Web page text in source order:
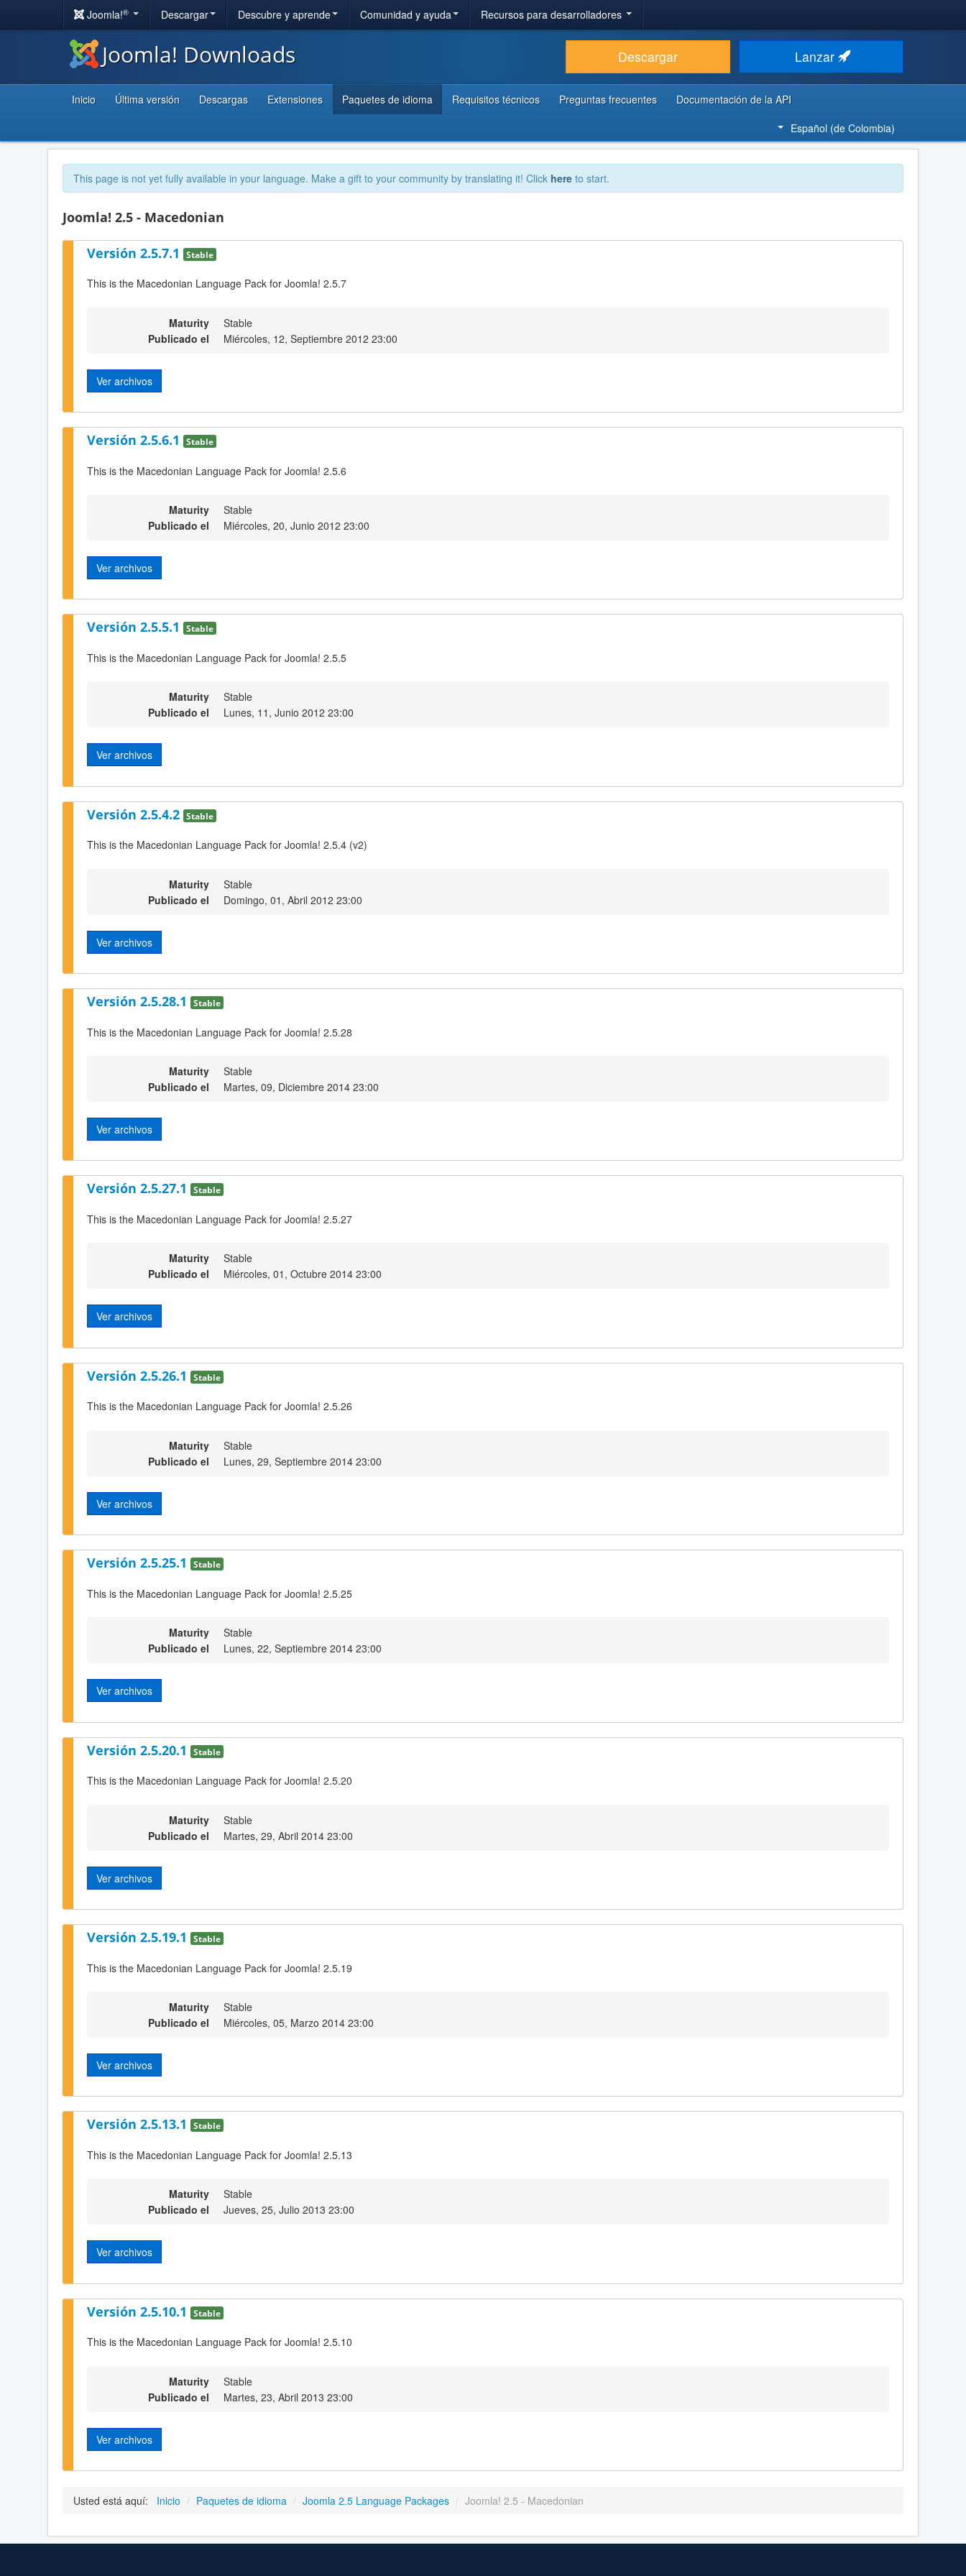
Joomla!® Descargar Descubre y aprende Comunidad y ayuda Recursos para desarrolladores
Joomla! Downloads Descargar Lanzar
Inicio Última versión Descargas Extensiones Paquetes de idioma Requisitos técnicos Preguntas frecuentes
Documentación de la API
Español (de Colombia)
This page is not yet fully available in your language. Make a gift to your community by translating it! Click here to start.
Joomla! 2.5 - Macedonian
Versión 2.5.7.1 Stable
This is the Macedonian Language Pack for Joomla! 2.5.7
Maturity
Stable
Publicado el
Miércoles, 12, Septiembre 2012 23:00
Ver archivos
Versión 2.5.6.1 Stable
This is the Macedonian Language Pack for Joomla! 2.5.6
Maturity
Stable
Publicado el
Miércoles, 20, Junio 2012 23:00
Ver archivos
Versión 2.5.5.1 Stable
This is the Macedonian Language Pack for Joomla! 2.5.5
Maturity
Stable
Publicado el
Lunes, 11, Junio 2012 23:00
Ver archivos
Versión 2.5.4.2 Stable
This is the Macedonian Language Pack for Joomla! 2.5.4 (v2)
Maturity
Stable
Publicado el
Domingo, 01, Abril 2012 23:00
Ver archivos
Versión 2.5.28.1 Stable
This is the Macedonian Language Pack for Joomla! 2.5.28
Maturity
Stable
Publicado el
Martes, 09, Diciembre 2014 23:00
Ver archivos
Versión 2.5.27.1 Stable
This is the Macedonian Language Pack for Joomla! 2.5.27
Maturity
Stable
Publicado el
Miércoles, 01, Octubre 2014 23:00
Ver archivos
Versión 2.5.26.1 Stable
This is the Macedonian Language Pack for Joomla! 2.5.26
Maturity
Stable
Publicado el
Lunes, 29, Septiembre 2014 23:00
Ver archivos
Versión 2.5.25.1 Stable
This is the Macedonian Language Pack for Joomla! 2.5.25
Maturity
Stable
Publicado el
Lunes, 22, Septiembre 2014 23:00
Ver archivos
Versión 2.5.20.1 Stable
This is the Macedonian Language Pack for Joomla! 2.5.20
Maturity
Stable
Publicado el
Martes, 29, Abril 2014 23:00
Ver archivos
Versión 2.5.19.1 Stable
This is the Macedonian Language Pack for Joomla! 2.5.19
Maturity
Stable
Publicado el
Miércoles, 05, Marzo 2014 23:00
Ver archivos
Versión 2.5.13.1 Stable
This is the Macedonian Language Pack for Joomla! 2.5.13
Maturity
Stable
Publicado el
Jueves, 25, Julio 2013 23:00
Ver archivos
Versión 2.5.10.1 Stable
This is the Macedonian Language Pack for Joomla! 2.5.10
Maturity
Stable
Publicado el
Martes, 23, Abril 2013 23:00
Ver archivos
Usted está aquí: Inicio / Paquetes de idioma / Joomla 2.5 Language Packages / Joomla! 2.5 - Macedonian